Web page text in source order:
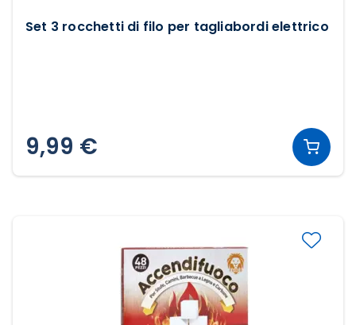
Set 3 rocchetti di filo per tagliabordi elettrico
9,99 €